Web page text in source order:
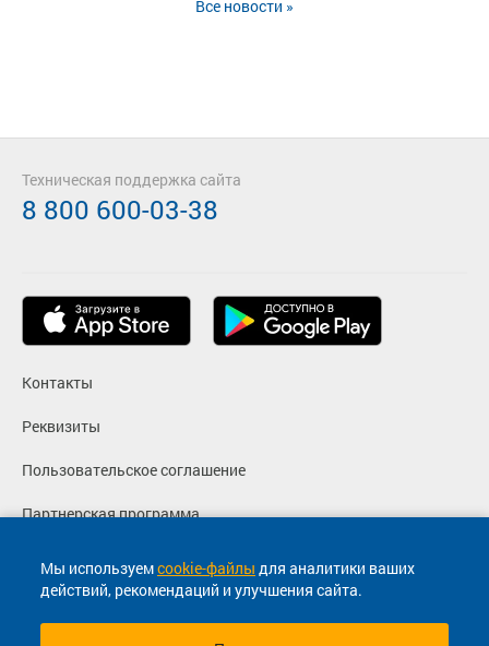
Все новости »
Мы используемcookie-файлы для аналитики ваших
действий, рекомендаций и улучшения сайта.
Контакты
Реквизиты
Пользовательское соглашение
Партнерская программа
Политика конфиденциальности
Согласие на маркетинговые сообщения
Техническая поддержка сайта
8 800 600-03-38